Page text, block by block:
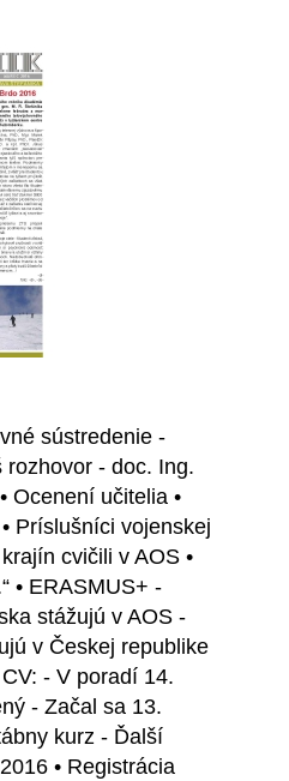
sústredenie -
rozhovor - doc. Ing.
Ocenení učitelia •
Príslušníci vojenskej
cvičili v AOS •
• ERASMUS+ -
stážujú v AOS -
v Českej republike
- V poradí 14.
- Začal sa 13.
kurz - Ďalší
• Registrácia